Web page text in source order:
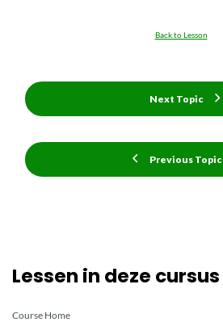
Previous Topic
Back to Lesson
Next Topic
Lessen in deze cursus
Course Home